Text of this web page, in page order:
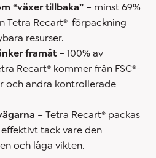
“växer tillbaka” – minst 69%
Tetra Recart®-förpackning
resurser.
framåt– 100% av
Recart® kommer från FSC®-
och andra kontrollerade
– Tetra Recart® packas
tack vare den
och låga vikten.